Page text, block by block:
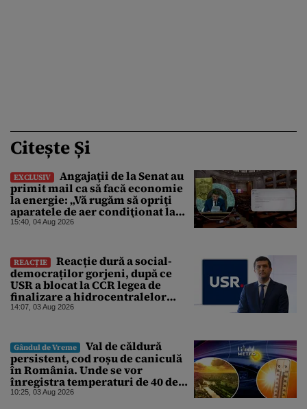
Citește Și
EXCLUSIV
Angajaţii de la Senat au
primit mail ca să facă economie
la energie: „Vă rugăm să opriţi
aparatele de aer condiţionat la
sfârşitul programului”
15:40, 04 Aug 2026
REACȚIE
Reacție dură a social-
democraților gorjeni, după ce
USR a blocat la CCR legea de
finalizare a hidrocentralelor
abandonate. „Nu ne-ar surprinde
abătut o cupolă de foc”
14:07, 03 Aug 2026
Gândul de Vreme
Val de căldură
persistent, cod roșu de caniculă
în România. Unde se vor
înregistra temperaturi de 40 de
grade, potrivit ANM
10:25, 03 Aug 2026